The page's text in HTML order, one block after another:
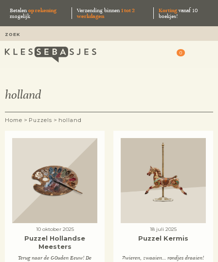
Betalenop rekening
mogelijk
Verzending binnen 1 tot 2
werkdagen
Kortingvanaf 10
boekjes!
0
holland
Home > Puzzels > holland
10 oktober 2025
Puzzel Hollandse
Meesters
Terug naar de G0uden Eeuw! De
18 juli 2025
Puzzel Kermis
Zwieren, zwaaien… rondjes draaien!